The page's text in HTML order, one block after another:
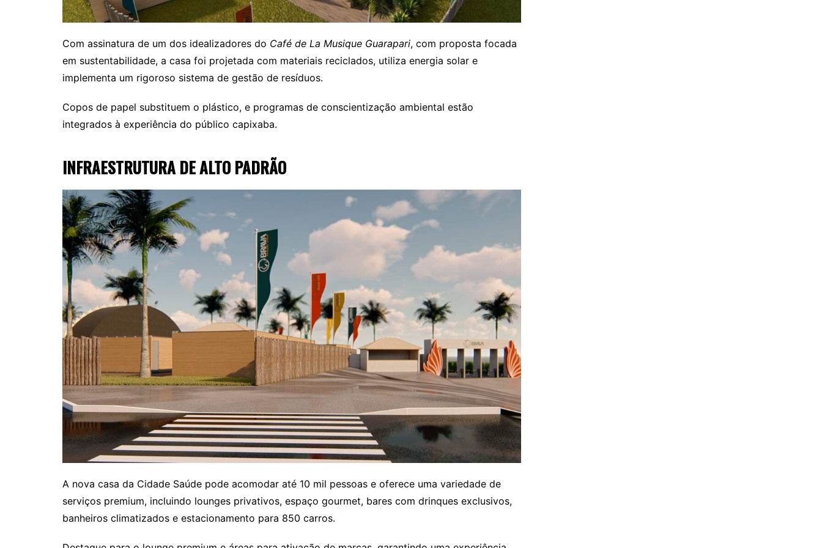
Com assinatura de um dos idealizadores do Café de La Musique Guarapari, com proposta focada
em sustentabilidade, a casa foi projetada com materiais reciclados, utiliza energia solar e
implementa um rigoroso sistema de gestão de resíduos.
Copos de papel substituem o plástico, e programas de conscientização ambiental estão
integrados à experiência do público capixaba.
INFRAESTRUTURA DE ALTO PADRÃO
A nova casa da Cidade Saúde pode acomodar até 10 mil pessoas e oferece uma variedade de
serviços premium, incluindo lounges privativos, espaço gourmet, bares com drinques exclusivos,
banheiros climatizados e estacionamento para 850 carros.